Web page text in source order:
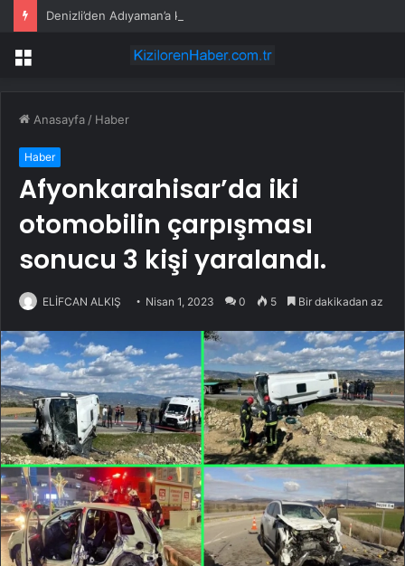
Denizli’den Adıyaman’a kardeşlik köprüsü kuruldu
Menü
Anasayfa / Haber
Haber
Afyonkarahisar’da iki
otomobilin çarpışması
sonucu 3 kişi yaralandı.
ELİFCAN ALKIŞ Nisan 1, 2023 0 5 Bir dakikadan az